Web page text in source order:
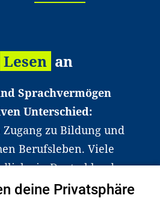
Lesen an
Sprachvermögen
Unterschied:
zu Bildung und
Berufsleben. Viele
in Deutschland
Schwierigkeiten dabei.
deine Privatsphäre